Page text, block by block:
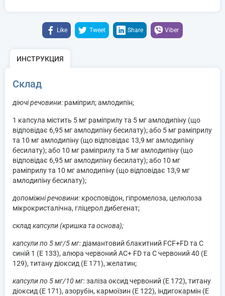
Like Tweet Share Viber
ИНСТРУКЦИЯ
Склад
діючі речовини: раміприл; амлодипін;
1 капсула містить 5 мг раміприлу та 5 мг амлодипіну (що
відповідає 6,95 мг амлодипіну бесилату); або 5 мг раміприлу
та 10 мг амлодипіну (що відповідає 13,9 мг амлодипіну
бесилату); або 10 мг раміприлу та 5 мг амлодипіну (що
відповідає 6,95 мг амлодипіну бесилату); або 10 мг
раміприлу та 10 мг амлодипіну (що відповідає 13,9 мг
амлодипіну бесилату);
допоміжні речовини: кросповідон, гіпромелоза, целюлоза
мікрокристалічна, гліцерол дибегенат;
склад капсули (кришка та основа);
капсули по 5 мг/5 мг: діамантовий блакитний FCF+FD та С
синій 1 (Е 133), алюра червоний AC+ FD та C червоний 40 (Е
129), титану діоксид (Е 171), желатин;
капсули по 5 мг/10 мг:заліза оксид червоний (Е 172), титану
діоксид (Е 171), азорубін, кармоїзин (Е 122), індигокармін (Е